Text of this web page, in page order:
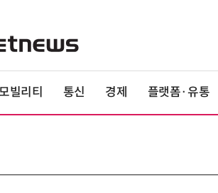
빌리티 통신 경제 플랫폼·유통